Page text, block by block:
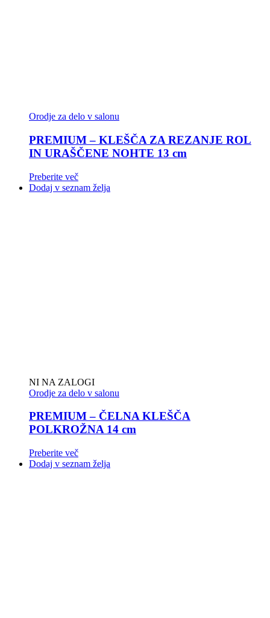
Orodje za delo v salonu
PREMIUM – KLEŠČA ZA REZANJE ROL
IN URAŠČENE NOHTE 13 cm
Preberite več
Dodaj v seznam želja
NI NA ZALOGI
Orodje za delo v salonu
PREMIUM – ČELNA KLEŠČA
POLKROŽNA 14 cm
Preberite več
Dodaj v seznam želja